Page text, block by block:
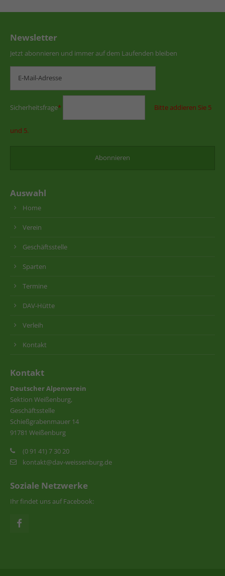
Newsletter
Jetzt abonnieren und immer auf dem Laufenden bleiben
Sicherheitsfrage* Bitte addieren Sie 5
und 5.
Auswahl
Home
Verein
Geschäftsstelle
Sparten
Termine
DAV-Hütte
Verleih
Kontakt
Kontakt
Deutscher Alpenverein
Sektion Weißenburg,
Geschäftsstelle
Schießgrabenmauer 14
91781 Weißenburg
(0 91 41) 7 30 20
kontakt@dav-weissenburg.de
Soziale Netzwerke
Ihr findet uns auf Facebook: